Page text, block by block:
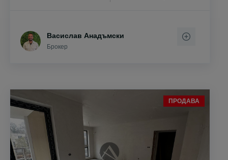
Васислав Анадъмски
Брокер
ПРОДАВА